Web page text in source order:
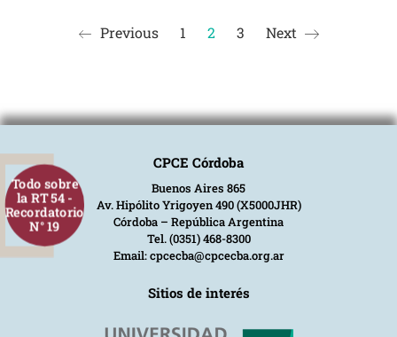
Todo sobre
la RT 54 -
Recordatorio
N° 19
Previous 1 2 3 Next
CPCE Córdoba
Buenos Aires 865
Av. Hipólito Yrigoyen 490 (X5000JHR)
Córdoba – República Argentina
Tel. (0351) 468-8300
Email: cpcecba@cpcecba.org.ar
Sitios de interés